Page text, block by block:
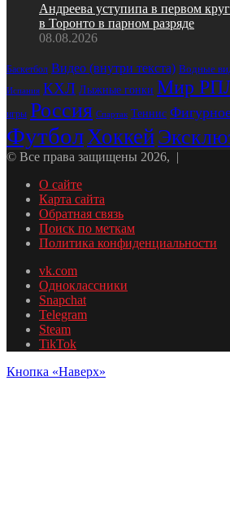
Андреева уступипа в первом
в Торонто в парном разряде
08.08.2026
Баскетбол Видео (внутри текста) Водные
Испания КХЛ Лыжные гонки Мир
игры Россия Спартак Теннис
ФутболХоккей
© Все права защищены 2026, |
О сайте
Карта сайта
Обратная связь
Поиск по меткам
Политика конфиденциальности
vk.com
Одноклассники
Snapchat
Telegram
Steam
TikTok
Кнопка «Наверх»